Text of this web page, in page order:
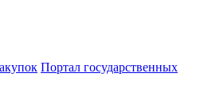
Портал государственных